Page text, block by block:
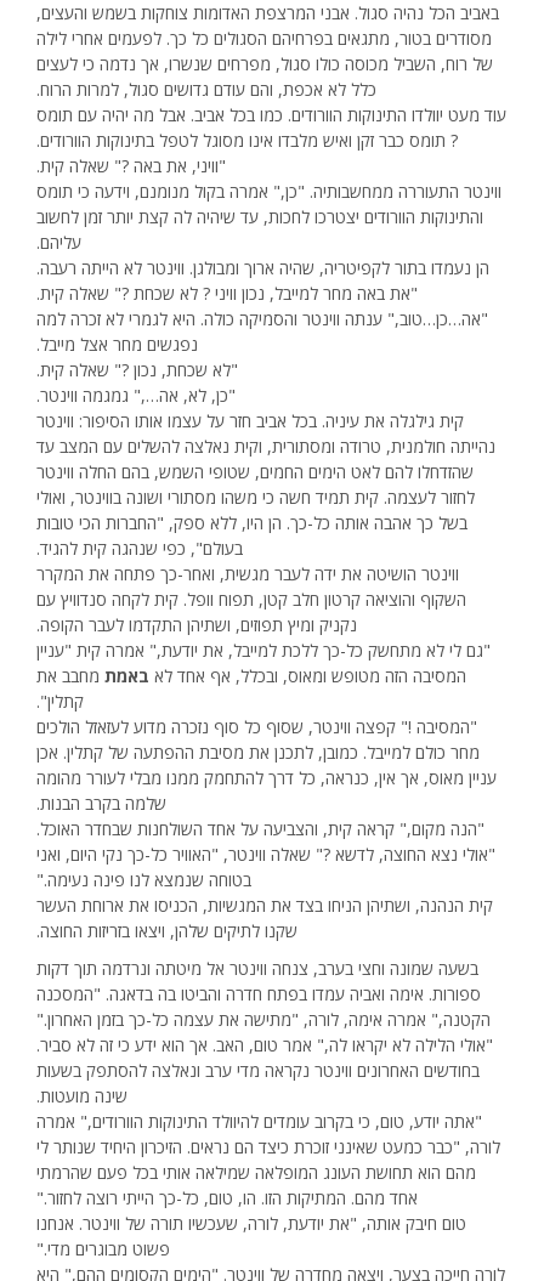
באביב הכל נהיה סגול. אבני המרצפת האדומות צוחקות בשמש והעצים,
מסודרים בטור, מתגאים בפרחיהם הסגולים כל כך. לפעמים אחרי לילה
של רוח, השביל מכוסה כולו סגול, מפרחים שנשרו, אך נדמה כי לעצים
כלל לא אכפת, והם עודם גדושים סגול, למרות הרוח.
עוד מעט יוולדו התינוקות הוורודים. כמו בכל אביב. אבל מה יהיה עם תומס
? תומס כבר זקן ואיש מלבדו אינו מסוגל לטפל בתינוקות הוורודים.
"וויני, את באה ?" שאלה קית.
ווינטר התעוררה ממחשבותיה. "כן," אמרה בקול מנומנם, וידעה כי תומס
והתינוקות הוורודים יצטרכו לחכות, עד שיהיה לה קצת יותר זמן לחשוב
עליהם.
הן נעמדו בתור לקפיטריה, שהיה ארוך ומבולגן. ווינטר לא הייתה רעבה.
"את באה מחר למייבל, נכון וויני ? לא שכחת ?" שאלה קית.
"אה…כן…טוב," ענתה ווינטר והסמיקה כולה. היא לגמרי לא זכרה למה
נפגשים מחר אצל מייבל.
"לא שכחת, נכון ?" שאלה קית.
"כן, לא, אה…," גמגמה ווינטר.
קית גילגלה את עיניה. בכל אביב חזר על עצמו אותו הסיפור: ווינטר
נהייתה חולמנית, טרודה ומסתורית, וקית נאלצה להשלים עם המצב עד
שהזדחלו להם לאט הימים החמים, שטופי השמש, בהם החלה ווינטר
לחזור לעצמה. קית תמיד חשה כי משהו מסתורי ושונה בווינטר, ואולי
בשל כך אהבה אותה כל-כך. הן היו, ללא ספק, "החברות הכי טובות
בעולם", כפי שנהגה קית להגיד.
ווינטר הושיטה את ידה לעבר מגשית, ואחר-כך פתחה את המקרר
השקוף והוציאה קרטון חלב קטן, תפוח וופל. קית לקחה סנדוויץ עם
נקניק ומיץ תפוזים, ושתיהן התקדמו לעבר הקופה.
"גם לי לא מתחשק כל-כך ללכת למייבל, את יודעת," אמרה קית "עניין
המסיבה הזה מטופש ומאוס, ובכלל, אף אחד לא באמת מחבב את
קתלין".
"המסיבה !" קפצה ווינטר, שסוף כל סוף נזכרה מדוע לעזאזל הולכים
מחר כולם למייבל. כמובן, לתכנן את מסיבת ההפתעה של קתלין. אכן
עניין מאוס, אך אין, כנראה, כל דרך להתחמק ממנו מבלי לעורר מהומה
שלמה בקרב הבנות.
"הנה מקום," קראה קית, והצביעה על אחד השולחנות שבחדר האוכל.
"אולי נצא החוצה, לדשא ?" שאלה ווינטר, "האוויר כל-כך נקי היום, ואני
בטוחה שנמצא לנו פינה נעימה."
קית הנהנה, ושתיהן הניחו בצד את המגשיות, הכניסו את ארוחת העשר
שקנו לתיקים שלהן, ויצאו בזריזות החוצה.
בשעה שמונה וחצי בערב, צנחה ווינטר אל מיטתה ונרדמה תוך דקות
ספורות. אימה ואביה עמדו בפתח חדרה והביטו בה בדאגה. "המסכנה
הקטנה," אמרה אימה, לורה, "מתישה את עצמה כל-כך בזמן האחרון."
"אולי הלילה לא יקראו לה," אמר טום, האב. אך הוא ידע כי זה לא סביר.
בחודשים האחרונים ווינטר נקראה מדי ערב ונאלצה להסתפק בשעות
שינה מועטות.
"אתה יודע, טום, כי בקרוב עומדים להיוולד התינוקות הוורודים," אמרה
לורה, "כבר כמעט שאינני זוכרת כיצד הם נראים. הזיכרון היחיד שנותר לי
מהם הוא תחושת העונג המופלאה שמילאה אותי בכל פעם שהרמתי
אחד מהם. המתיקות הזו. הו, טום, כל-כך הייתי רוצה לחזור."
טום חיבק אותה, "את יודעת, לורה, שעכשיו תורה של ווינטר. אנחנו
פשוט מבוגרים מדי."
לורה חייכה בצער, ויצאה מחדרה של ווינטר. "הימים הקסומים ההם," היא